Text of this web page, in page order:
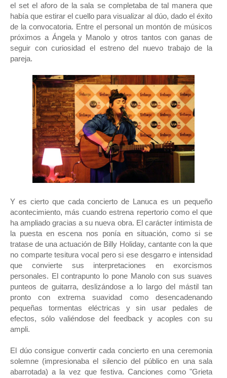
el set el aforo de la sala se completaba de tal manera que
había que estirar el cuello para visualizar al dúo, dado el éxito
de la convocatoria. Entre el personal un montón de músicos
próximos a Ángela y Manolo y otros tantos con ganas de
seguir con curiosidad el estreno del nuevo trabajo de la
pareja.
Y es cierto que cada concierto de Lanuca es un pequeño
acontecimiento, más cuando estrena repertorio como el que
ha ampliado gracias a su nueva obra. El carácter íntimista de
la puesta en escena nos ponía en situación, como si se
tratase de una actuación de Billy Holiday, cantante con la que
no comparte tesitura vocal pero si ese desgarro e intensidad
que convierte sus interpretaciones en exorcismos
personales. El contrapunto lo pone Manolo con sus suaves
punteos de guitarra, deslizándose a lo largo del mástil tan
pronto con extrema suavidad como desencadenando
pequeñas tormentas eléctricas y sin usar pedales de
efectos, sólo valiéndose del feedback y acoples con su
ampli.
El dúo consigue convertir cada concierto en una ceremonia
solemne (impresionaba el silencio del público en una sala
abarrotada) a la vez que festiva. Canciones como "Grieta